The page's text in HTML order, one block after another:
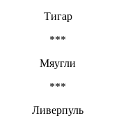
Тигар
***
Мяугли
***
Ливерпуль